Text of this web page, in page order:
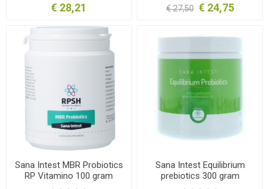
€ 28,21 € 27,50 € 24,75
Sana Intest MBR Probiotics
RP Vitamino 100 gram
Sana Intest Equilibrium
prebiotics 300 gram